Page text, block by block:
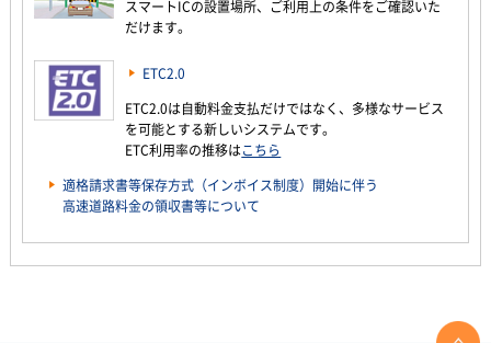
スマートICの設置場所、ご利用上の条件をご確認いた
だけます。
ETC2.0
ETC2.0は自動料金支払だけではなく、多様なサービス
を可能とする新しいシステムです。
ETC利用率の推移はこちら
適格請求書等保存方式（インボイス制度）開始に伴う
高速道路料金の領収書等について